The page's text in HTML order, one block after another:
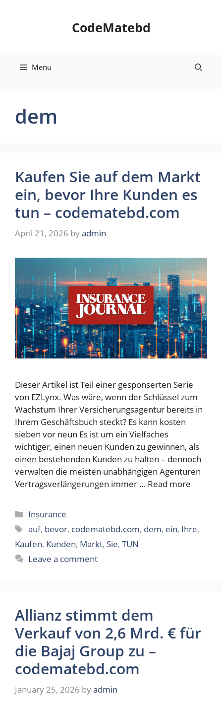
CodeMatebd
Menu
dem
Kaufen Sie auf dem Markt
ein, bevor Ihre Kunden es
tun – codematebd.com
April 21, 2026 byadmin
Dieser Artikel ist Teil einer gesponserten Serie
von EZLynx. Was wäre, wenn der Schlüssel zum
Wachstum Ihrer Versicherungsagentur bereits in
Ihrem Geschäftsbuch steckt? Es kann kosten
sieben vor neun Es ist um ein Vielfaches
wichtiger, einen neuen Kunden zu gewinnen, als
einen bestehenden Kunden zu halten – dennoch
verwalten die meisten unabhängigen Agenturen
Vertragsverlängerungen immer … Read more
Categories
Insurance
Tags
auf, bevor, codematebd.com, dem, ein, Ihre,
Kaufen, Kunden, Markt, Sie, TUN
Leave a comment
Allianz stimmt dem
Verkauf von 2,6 Mrd. € für
die Bajaj Group zu –
codematebd.com
January 25, 2026 byadmin